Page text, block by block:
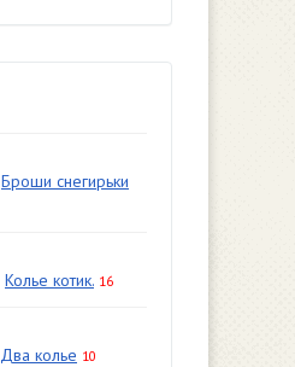
Броши снегирьки
Колье котик. 16
Два колье 10